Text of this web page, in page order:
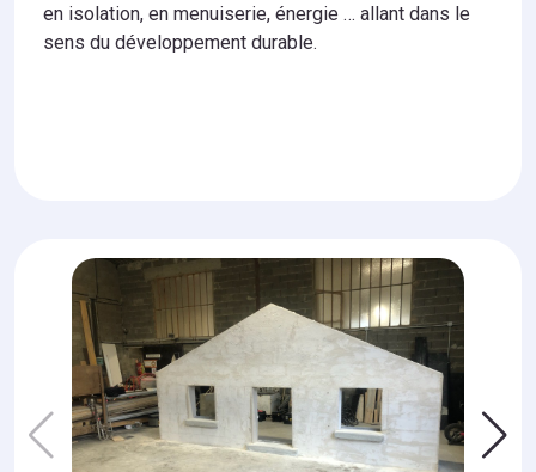
en isolation, en menuiserie, énergie … allant dans le
sens du développement durable.